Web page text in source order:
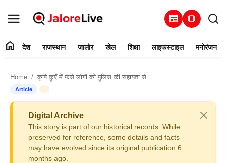
newspaper amp_stories
संपर्क करें
राजस्थान
home देश राजस्थान जालोर खेल शिक्षा लाइफस्टाइल मनोरंजन
Home कृषि कुएँ में फंसे लोगों को पुलिस की सहायता से बाहर निकाला,सुकड़ी नदी उफान पर
Article
Digital Archive
This story is part of our historical records. While
preserved for reference, some details and facts
may have evolved since its original publication 6
months ago.